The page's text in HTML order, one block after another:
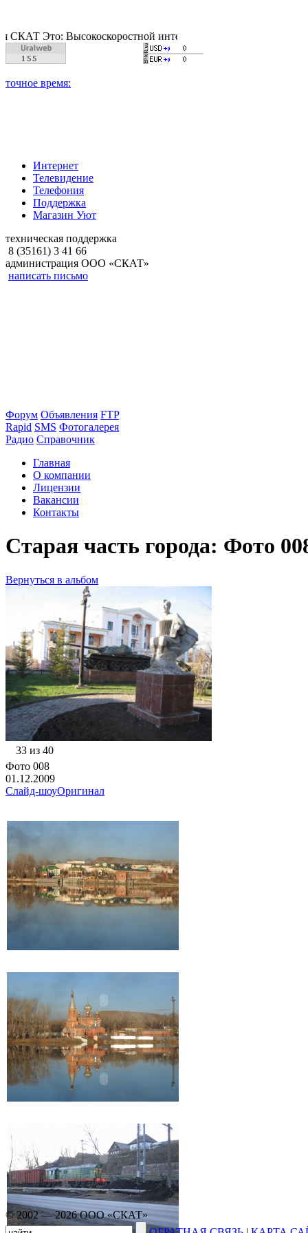
Высокоскоростной интернет, качественное цифровое и
Интернет
Телевидение
Телефония
Поддержка
Магазин Уют
техническая поддержка
8 (35161) 3 41 66
администрация ООО «СКАТ»
написать письмо
Форум Объявления FTP
Rapid SMS Фотогалерея
Радио Справочник
Главная
О компании
Лицензии
Вакансии
Контакты
Старая часть города: Фото
Вернуться в альбом
33 из 40
Фото 008
01.12.2009
Слайд-шоуОригинал
© 2002 — 2026 ООО «СКАТ»